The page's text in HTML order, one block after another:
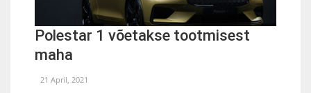
Polestar 1 võetakse tootmisest
maha
21 April, 2021